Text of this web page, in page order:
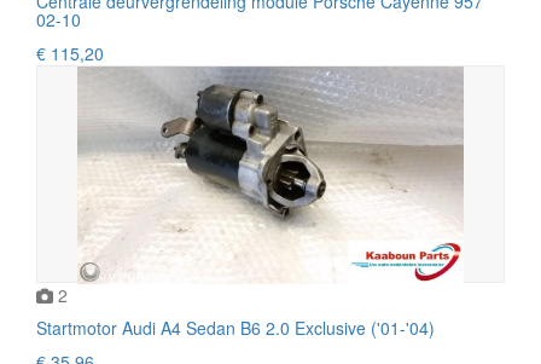
02-10
€ 115,20
2
Startmotor Audi A4 Sedan B6 2.0 Exclusive ('01-'04)